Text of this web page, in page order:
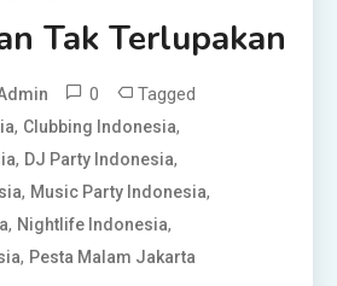
Tak Terlupakan
0 Tagged
, Clubbing Indonesia,
, DJ Party Indonesia,
, Music Party Indonesia,
, Nightlife Indonesia,
, Pesta Malam Jakarta